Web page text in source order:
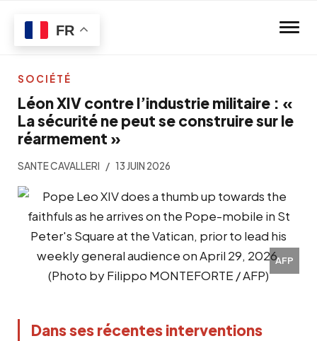
AFP
Léon XIV contre l’industrie militaire : «
La sécurité ne peut se construire sur le
réarmement »
SANTE CAVALLERI 13 JUIN 2026
Dans ses récentes interventions
SOCIÉTÉ
FR